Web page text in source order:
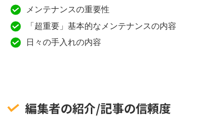
メンテナンスの重要性
「超重要」基本的なメンテナンスの内容
日々の手入れの内容
編集者の紹介/記事の信頼度